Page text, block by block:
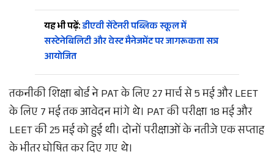
यह भी पढ़ें:डीएवी सेंटेनरी पब्लिक स्कूल में
सस्टेनेबिलिटी और वेस्ट मैनेजमेंट पर जागरूकता सत्र
आयोजित
तकनीकी शिक्षा बोर्ड ने PAT के लिए 27 मार्च से 5 मई और LEET
के लिए 7 मई तक आवेदन मांगे थे। PAT की परीक्षा 18 मई और
LEET की 25 मई को हुई थी। दोनों परीक्षाओं के नतीजे एक सप्ताह
के भीतर घोषित कर दिए गए थे।